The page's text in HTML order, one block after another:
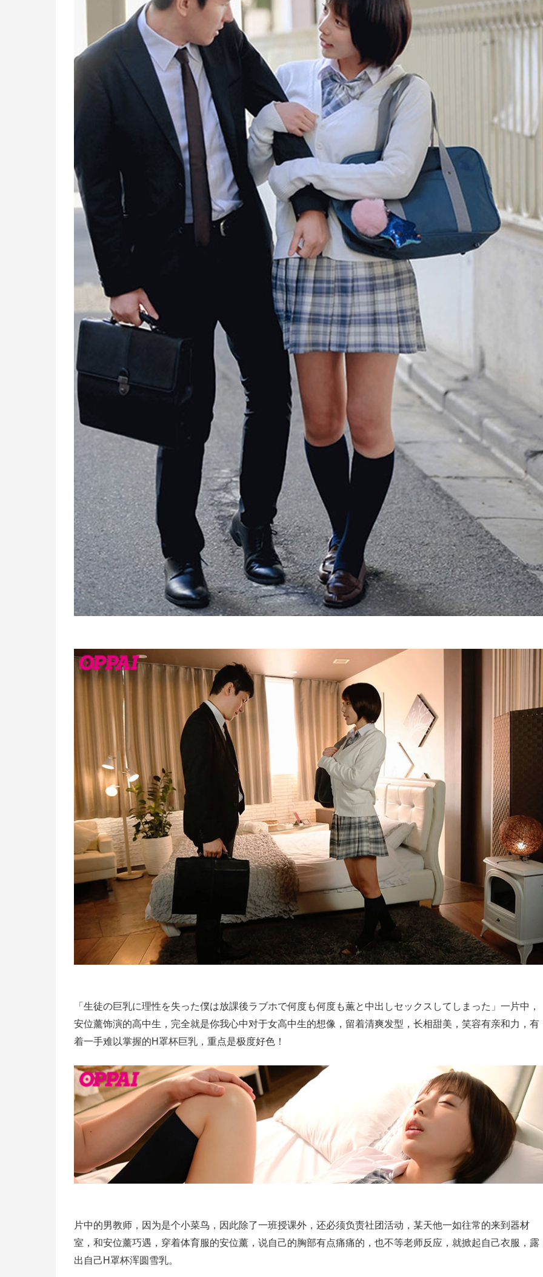
「生徒の巨乳に理性を失った僕は放課後ラブホで何度も何度も薫と中出しセックスしてしまった」一片中，
安位薰饰演的高中生，完全就是你我心中对于女高中生的想像，留着清爽发型，长相甜美，笑容有亲和力，有
着一手难以掌握的H罩杯巨乳，重点是极度好色！
片中的男教师，因为是个小菜鸟，因此除了一班授课外，还必须负责社团活动，某天他一如往常的来到器材
室，和安位薰巧遇，穿着体育服的安位薰，说自己的胸部有点痛痛的，也不等老师反应，就掀起自己衣服，露
出自己H罩杯浑圆雪乳。